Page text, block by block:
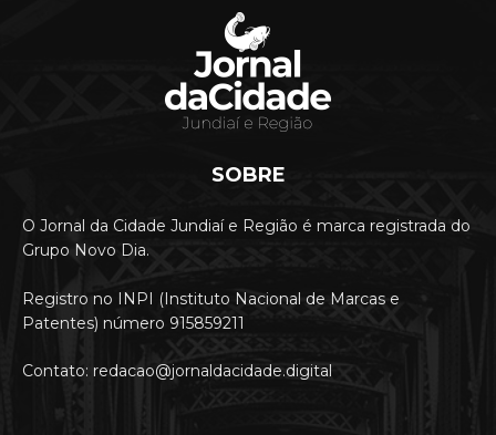
SOBRE
O Jornal da Cidade Jundiaí e Região é marca registrada do
Grupo Novo Dia.
Registro no INPI (Instituto Nacional de Marcas e
Patentes) número 915859211
Contato: redacao@jornaldacidade.digital